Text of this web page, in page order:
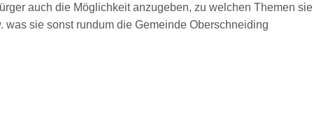
auch die Möglichkeit anzugeben, zu welchen Themen sie
sie sonst rundum die Gemeinde Oberschneiding